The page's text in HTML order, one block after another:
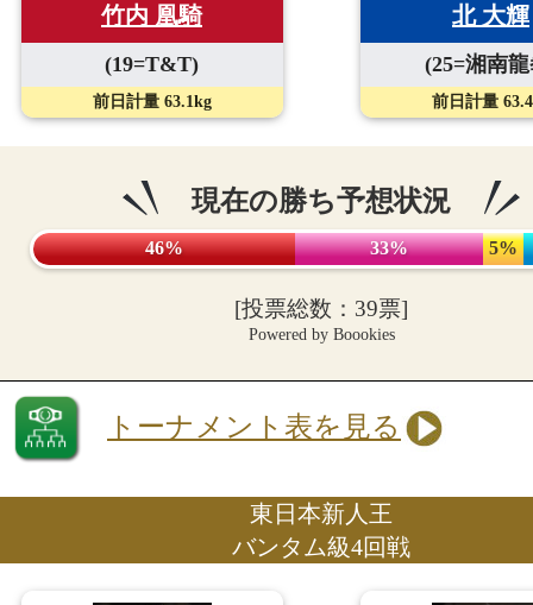
竹内 凰騎
(19=T&T)
前日計量 63.1kg
北 大輝
(25=湘南
前日計量
現在の勝ち予想状況
46% 33% 5%
[投票総数：39票]
Powered by Boookies
トーナメント表を見る
東日本新人王
バンタム級4回戦